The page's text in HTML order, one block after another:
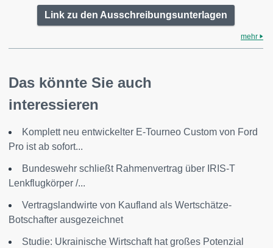
Link zu den Ausschreibungsunterlagen
mehr
Das könnte Sie auch
interessieren
Komplett neu entwickelter E-Tourneo Custom von Ford
Pro ist ab sofort...
Bundeswehr schließt Rahmenvertrag über IRIS-T
Lenkflugkörper /...
Vertragslandwirte von Kaufland als Wertschätze-
Botschafter ausgezeichnet
Studie: Ukrainische Wirtschaft hat großes Potenzial